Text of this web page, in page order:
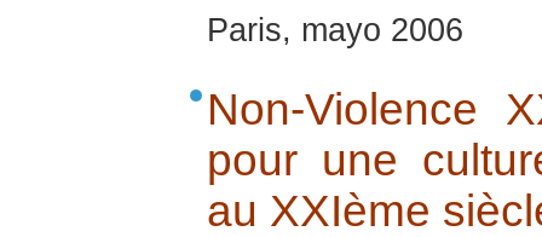
Paris, mayo 2006
Non-Violence
pour une
au XXIème